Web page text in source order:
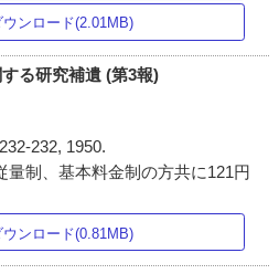
ウンロード(2.01MB)
る研究補遺 (第3報)
232-232, 1950.
量制、基本料金制の方共に121円
ウンロード(0.81MB)